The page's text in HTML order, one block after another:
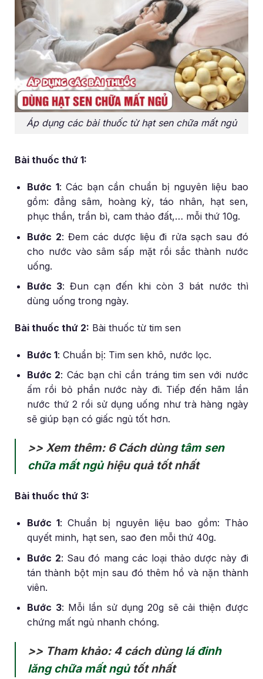
Áp dụng các bài thuốc từ hạt sen chữa mất ngủ
Bài thuốc thứ 1:
Bước 1: Các bạn cần chuẩn bị nguyên liệu bao
gồm: đẳng sâm, hoàng kỳ, táo nhân, hạt sen,
phục thần, trần bì, cam thảo đất,… mỗi thứ 10g.
Bước 2: Đem các dược liệu đi rửa sạch sau đó
cho nước vào sâm sấp mặt rồi sắc thành nước
uống.
Bước 3: Đun cạn đến khi còn 3 bát nước thì
dùng uống trong ngày.
Bài thuốc thứ 2: Bài thuốc từ tim sen
Bước 1: Chuẩn bị: Tim sen khô, nước lọc.
Bước 2: Các bạn chỉ cần tráng tim sen với nước
ấm rồi bỏ phần nước này đi. Tiếp đến hãm lần
nước thứ 2 rồi sử dụng uống như trà hàng ngày
sẽ giúp bạn có giấc ngủ tốt hơn.
>> Xem thêm: 6 Cách dùng tâm sen
chữa mất ngủhiệu quả tốt nhất
Bài thuốc thứ 3:
Bước 1: Chuẩn bị nguyên liệu bao gồm: Thảo
quyết minh, hạt sen, sao đen mỗi thứ 40g.
Bước 2: Sau đó mang các loại thảo dược này đi
tán thành bột mịn sau đó thêm hồ và nặn thành
viên.
Bước 3: Mỗi lần sử dụng 20g sẽ cải thiện được
chứng mất ngủ nhanh chóng.
>> Tham khảo: 4 cách dùnglá đinh
lăng chữa mất ngủtốt nhất